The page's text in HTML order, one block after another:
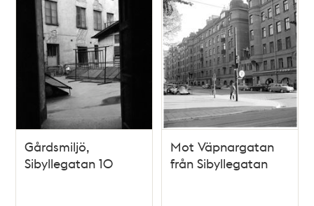
Gårdsmiljö,
Sibyllegatan 10
Mot Väpnargatan
från Sibyllegatan